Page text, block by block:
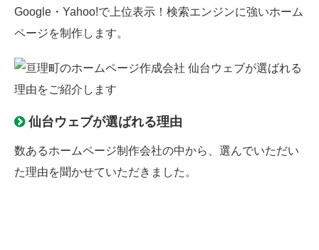
Google・Yahoo!で上位表示！検索エンジンに強いホーム
ページを制作します。
仙台ウェブが選ばれる理由
数あるホームページ制作会社の中から、選んでいただい
た理由を聞かせていただきました。